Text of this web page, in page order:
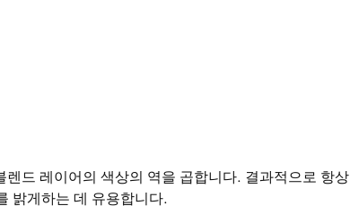
드 레이어의 색상의 역을 곱합니다. 결과적으로 항상
밝게하는 데 유용합니다.